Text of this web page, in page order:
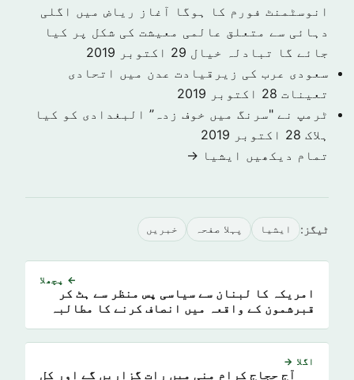
انوسٹمنٹ فورم کا ہوگا آغاز ریاض میں اگلی
دہائی سے متعلق عالمی معیشت کی شکل پر کیا
جائے گا تبادلہ خیال 29 اکتوبر 2019
سعودی عرب کی زیرقیادت عدن میں اتحادی
تعینات 28 اکتوبر 2019
ٹرمپ نے "سرنگ میں خوف زدہ” البغدادی کو کیا
ہلاک 28 اکتوبر 2019
تمام دیکھیں ايشيا →
ٹیگز: ايشيا پہلا صفحہ خبريں
← پچھلا
امریکہ کا لبنان سے سیاسی پس منظر سے ہٹ کر
قبرشمون کے واقعہ میں انصاف کرنے کا مطالبہ
اگلا →
آج حجاج کرام منی میں رات گزاریں گے اور کل